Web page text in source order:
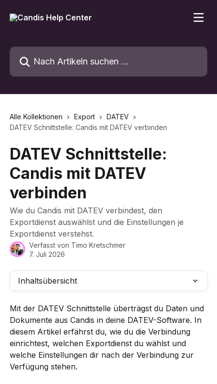
Nach Artikeln suchen …
Alle Kollektionen Export
DATEV
DATEV Schnittstelle: Candis mit DATEV verbinden
DATEV Schnittstelle:
Candis mit DATEV
verbinden
Wie du Candis mit DATEV verbindest, den
Exportdienst auswählst und die Einstellungen je
Exportdienst verstehst.
Verfasst von Timo Kretschmer
7. Juli 2026
Inhaltsübersicht
Mit der DATEV Schnittstelle überträgst du Daten und
Dokumente aus Candis in deine DATEV-Software. In
diesem Artikel erfährst du, wie du die Verbindung
einrichtest, welchen Exportdienst du wählst und
welche Einstellungen dir nach der Verbindung zur
Verfügung stehen.